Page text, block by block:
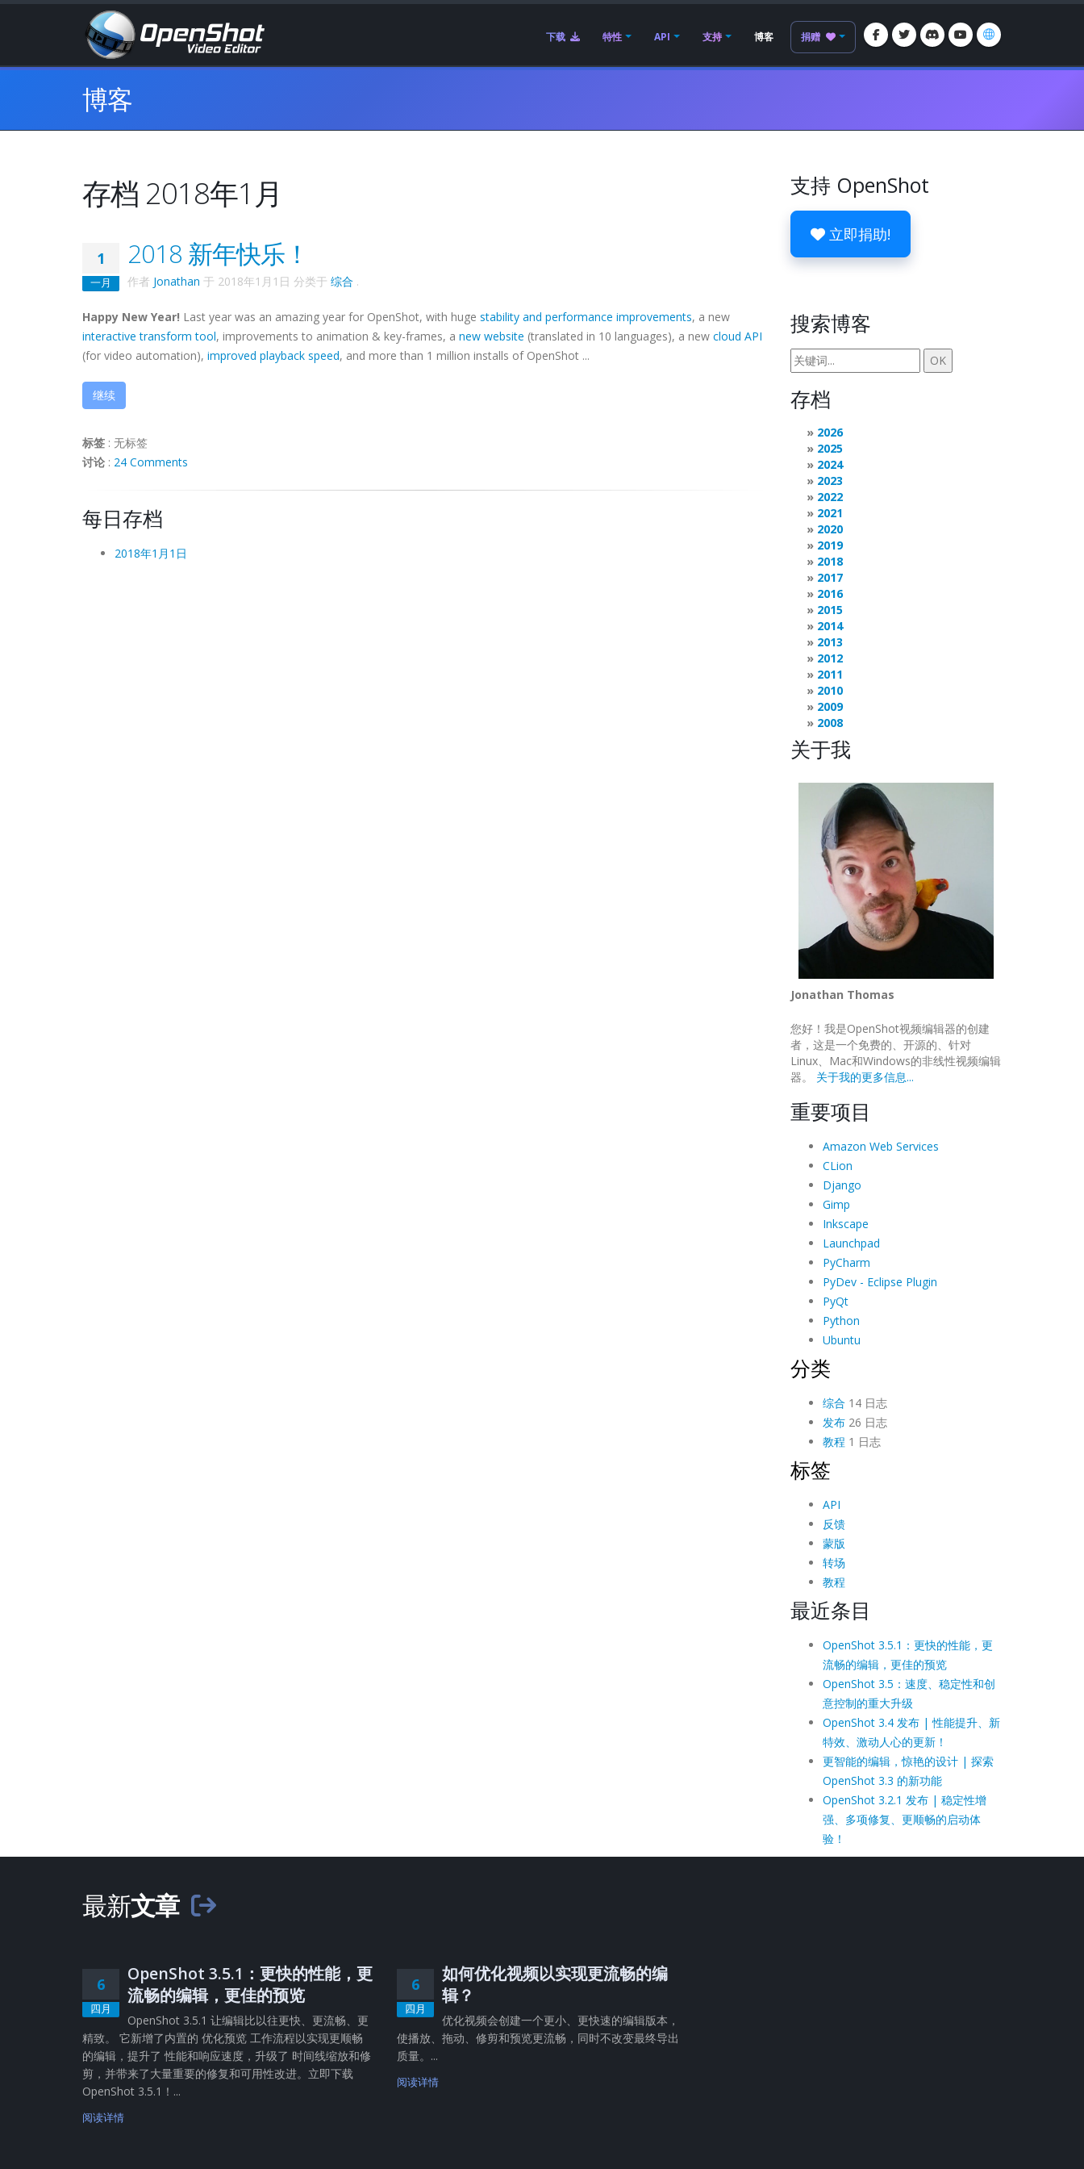
下载 特性 API 支持 博客 捐赠
博客
存档 2018年1月
1
一月
2018 新年快乐！
作者 Jonathan 于 2018年1月1日 分类于 综合 .
Happy New Year! Last year was an amazing year for OpenShot, with huge stability and performance improvements, a new
interactive transform tool, improvements to animation & key-frames, a new website (translated in 10 languages), a new cloud API
(for video automation), improved playback speed, and more than 1 million installs of OpenShot ...
继续
标签 : 无标签
讨论 : 24 Comments
每日存档
2018年1月1日
支持 OpenShot
立即捐助!
搜索博客
存档
2026
2025
2024
2023
2022
2021
2020
2019
2018
2017
2016
2015
2014
2013
2012
2011
2010
2009
2008
关于我
Jonathan Thomas
您好！我是OpenShot视频编辑器的创建
者，这是一个免费的、开源的、针对
Linux、Mac和Windows的非线性视频编辑
器。 关于我的更多信息...
重要项目
Amazon Web Services
CLion
Django
Gimp
Inkscape
Launchpad
PyCharm
PyDev - Eclipse Plugin
PyQt
Python
Ubuntu
分类
综合 14 日志
发布26 日志
教程 1 日志
标签
API
反馈
蒙版
转场
教程
最近条目
OpenShot 3.5.1：更快的性能，更
流畅的编辑，更佳的预览
OpenShot 3.5：速度、稳定性和创
意控制的重大升级
OpenShot 3.4 发布 | 性能提升、新
特效、激动人心的更新！
更智能的编辑，惊艳的设计 | 探索
OpenShot 3.3 的新功能
OpenShot 3.2.1 发布 | 稳定性增
强、多项修复、更顺畅的启动体
验！
最新文章
6
四月
OpenShot 3.5.1：更快的性能，更
流畅的编辑，更佳的预览
OpenShot 3.5.1 让编辑比以往更快、更流畅、更
精致。 它新增了内置的 优化预览 工作流程以实现更顺畅
的编辑，提升了 性能和响应速度，升级了 时间线缩放和修
剪，并带来了大量重要的修复和可用性改进。立即下载
OpenShot 3.5.1！...
阅读详情
6
四月
如何优化视频以实现更流畅的编
辑？
优化视频会创建一个更小、更快速的编辑版本，
使播放、拖动、修剪和预览更流畅，同时不改变最终导出
质量。...
阅读详情